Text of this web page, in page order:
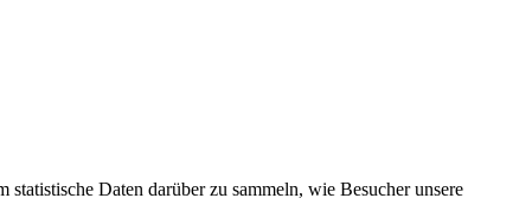
Daten darüber zu sammeln, wie Besucher unsere